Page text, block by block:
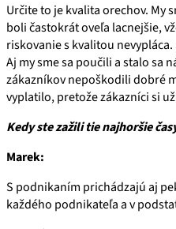
Určite to je kvalita orechov. My
boli častokrát oveľa lacnejšie,
riskovanie s kvalitou
Aj my sme sa poučili a stalo sa
zákazníkov nepoškodili dobré
vyplatilo, pretože zákazníci si
Kedy ste zažili tie najhoršie
Marek:
S podnikaním prichádzajú aj
každého podnikateľa a v